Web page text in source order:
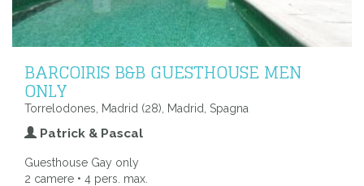
BARCOIRIS B&B GUESTHOUSE MEN
ONLY
Torrelodones, Madrid (28), Madrid, Spagna
Patrick & Pascal
Guesthouse Gay only
2 camere • 4 pers. max.